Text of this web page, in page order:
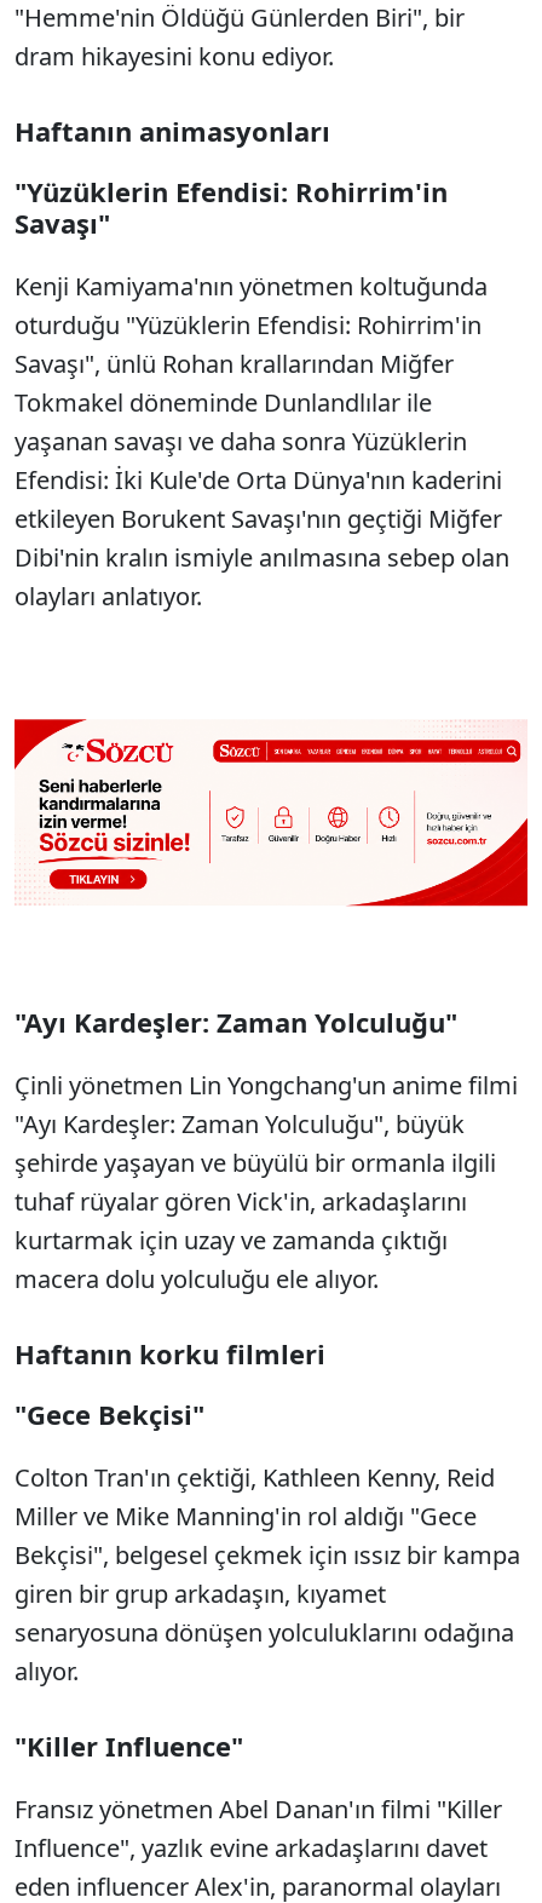
"Hemme'nin Öldüğü Günlerden Biri", bir
dram hikayesini konu ediyor.
Haftanın animasyonları
"Yüzüklerin Efendisi: Rohirrim'in
Savaşı"
Kenji Kamiyama'nın yönetmen koltuğunda
oturduğu "Yüzüklerin Efendisi: Rohirrim'in
Savaşı", ünlü Rohan krallarından Miğfer
Tokmakel döneminde Dunlandlılar ile
yaşanan savaşı ve daha sonra Yüzüklerin
Efendisi: İki Kule'de Orta Dünya'nın kaderini
etkileyen Borukent Savaşı'nın geçtiği Miğfer
Dibi'nin kralın ismiyle anılmasına sebep olan
olayları anlatıyor.
"Ayı Kardeşler: Zaman Yolculuğu"
Çinli yönetmen Lin Yongchang'un anime filmi
"Ayı Kardeşler: Zaman Yolculuğu", büyük
şehirde yaşayan ve büyülü bir ormanla ilgili
tuhaf rüyalar gören Vick'in, arkadaşlarını
kurtarmak için uzay ve zamanda çıktığı
macera dolu yolculuğu ele alıyor.
Haftanın korku filmleri
"Gece Bekçisi"
Colton Tran'ın çektiği, Kathleen Kenny, Reid
Miller ve Mike Manning'in rol aldığı "Gece
Bekçisi", belgesel çekmek için ıssız bir kampa
giren bir grup arkadaşın, kıyamet
senaryosuna dönüşen yolculuklarını odağına
alıyor.
"Killer Influence"
Fransız yönetmen Abel Danan'ın filmi "Killer
Influence", yazlık evine arkadaşlarını davet
eden influencer Alex'in, paranormal olayları